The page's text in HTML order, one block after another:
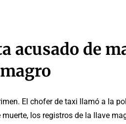
acusado de
El chofer de taxi llamó a la
los registros de la llave